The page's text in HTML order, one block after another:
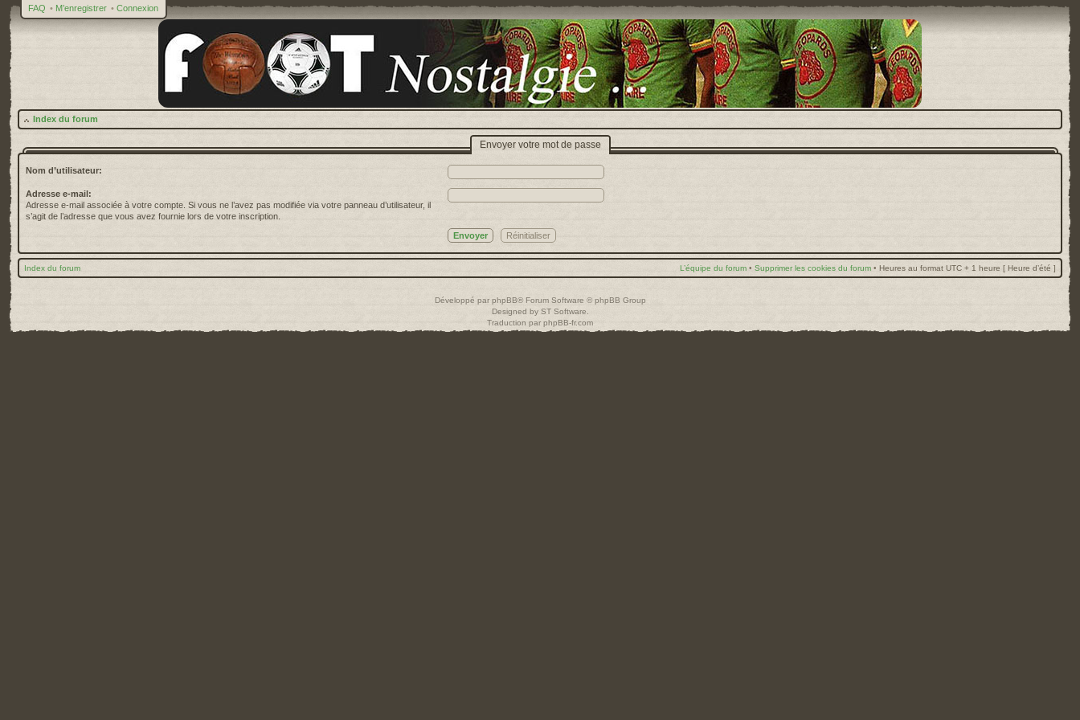
FAQ • M’enregistrer • Connexion
Index du forum
Envoyer votre mot de passe
Nom d’utilisateur:
Adresse e-mail:
Adresse e-mail associée à votre compte. Si vous ne l’avez pas modifiée via votre panneau d’utilisateur, il
s’agit de l’adresse que vous avez fournie lors de votre inscription.
Index du forum L’équipe du forum • Supprimer les cookies du forum • Heures au format UTC + 1 heure [ Heure d’été ]
Développé par phpBB® Forum Software © phpBB Group
Designed by ST Software
Traduction parphpBB-fr.com